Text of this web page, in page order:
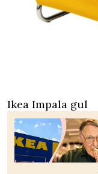
Ikea Impala gul